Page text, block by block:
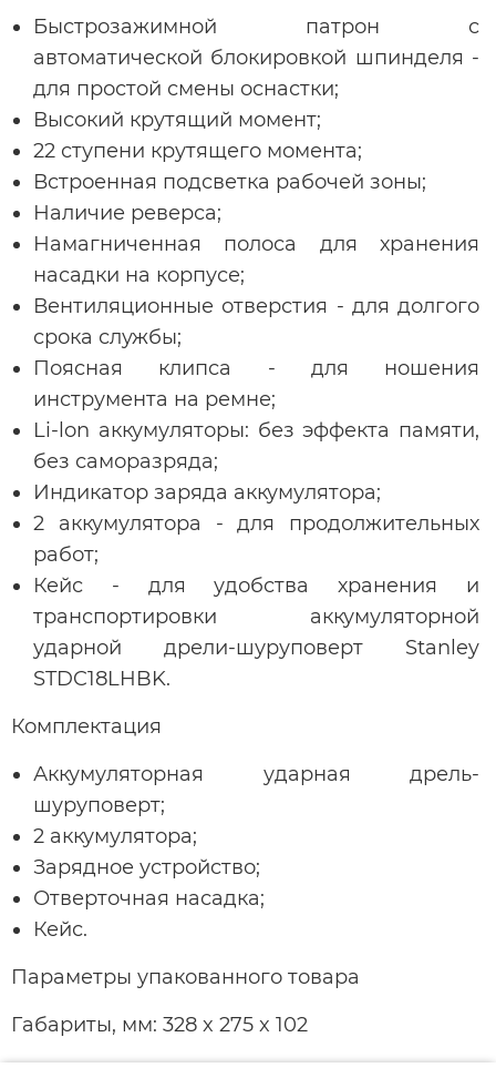
Быстрозажимной патрон с
автоматической блокировкой шпинделя -
для простой смены оснастки;
Высокий крутящий момент;
22 ступени крутящего момента;
Встроенная подсветка рабочей зоны;
Наличие реверса;
Намагниченная полоса для хранения
насадки на корпусе;
Вентиляционные отверстия - для долгого
срока службы;
Поясная клипса - для ношения
инструмента на ремне;
Li-lon аккумуляторы: без эффекта памяти,
без саморазряда;
Индикатор заряда аккумулятора;
2 аккумулятора - для продолжительных
работ;
Кейс - для удобства хранения и
транспортировки аккумуляторной
ударной дрели-шуруповерт Stanley
STDC18LHBK.
Комплектация
Аккумуляторная ударная дрель-
шуруповерт;
2 аккумулятора;
Зарядное устройство;
Отверточная насадка;
Кейс.
Параметры упакованного товара
Габариты, мм: 328 x 275 x 102